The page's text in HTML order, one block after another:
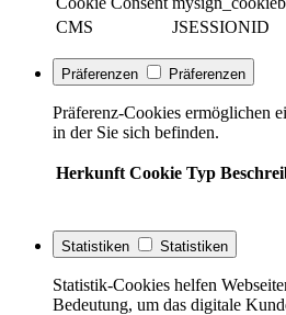
CMS
JSESSIONID
Präferenzen Präferenzen
Präferenz-Cookies ermöglichen
in der Sie sich befinden.
Herkunft Cookie Typ
Statistiken Statistiken
Statistik-Cookies helfen
Bedeutung, um das digitale